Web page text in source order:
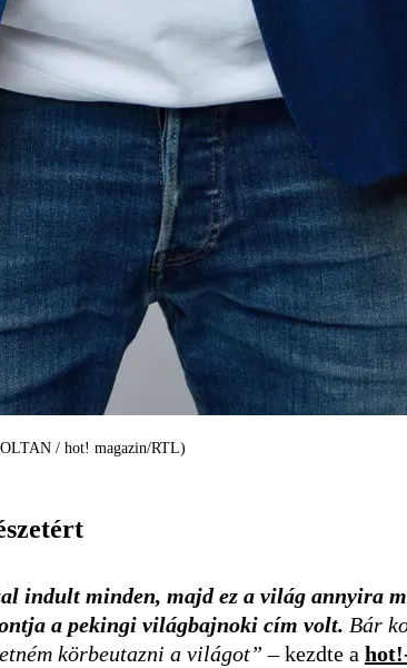
/ hot! magazin/RTL)
indult minden, majd ez a világ annyira
a pekingi világbajnoki cím volt. Bár
körbeutazni a világot” – kezdte a